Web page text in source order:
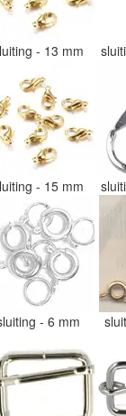
- 13 mm
- 15 mm
- 6 mm